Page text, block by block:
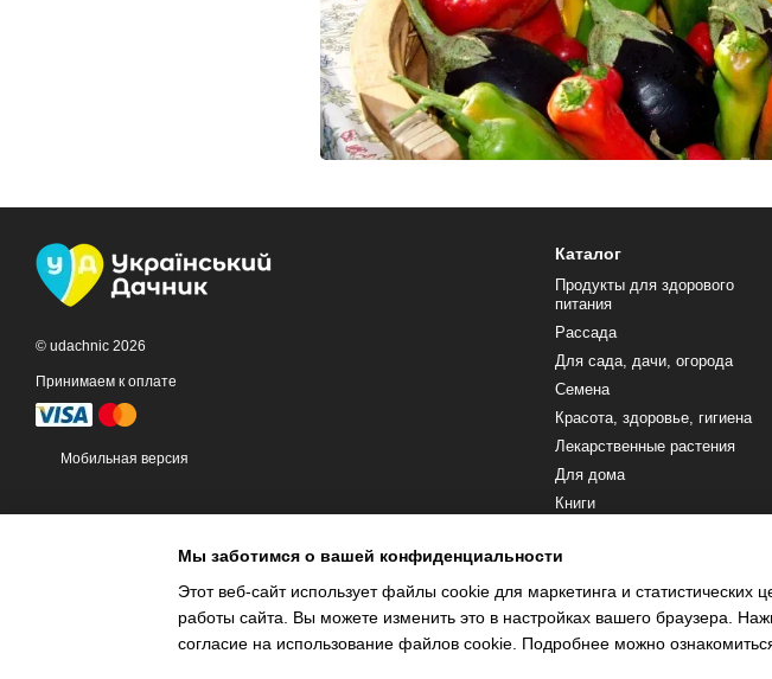
© udachnic 2026
Принимаем к оплате
Мобильная версия
Каталог
Продукты для здорового
питания
Рассада
Для сада, дачи, огорода
Семена
Красота, здоровье, гигиена
Лекарственные растения
Для дома
Книги
Мы заботимся о вашей конфиденциальности
Этот веб-сайт использует файлы cookie для маркетинга и статистических
работы сайта. Вы можете изменить это в настройках вашего браузера.
согласие на использование файлов cookie. Подробнее можно